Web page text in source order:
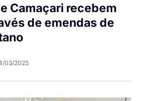
Camaçari recebem
de emendas de
03/2025